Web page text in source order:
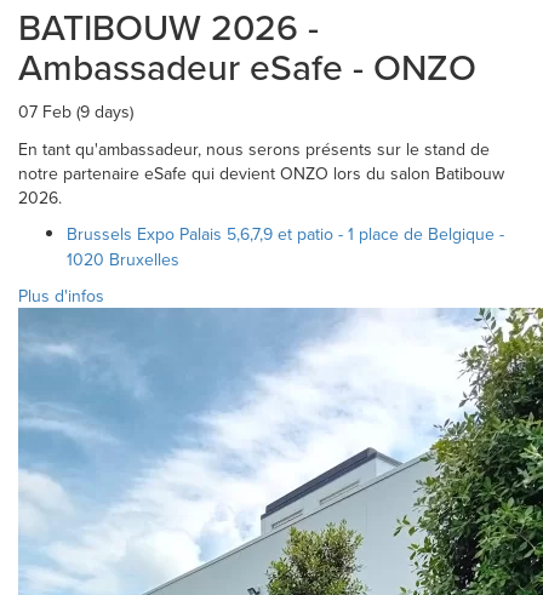
BATIBOUW 2026 -
Ambassadeur eSafe - ONZO
07 Feb (9 days)
En tant qu'ambassadeur, nous serons présents sur le stand de
notre partenaire eSafe qui devient ONZO lors du salon Batibouw
2026.
Brussels Expo Palais 5,6,7,9 et patio - 1 place de Belgique -
1020 Bruxelles
Plus d'infos